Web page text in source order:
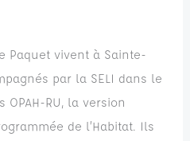
Paquet vivent à Sainte-
par la SELI dans le
OPAH-RU, la version
de l’Habitat. Ils